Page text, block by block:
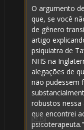
O argumento
que, se você
de gênero
artigo
psiquiatra de
NHS na
alegações de
não pudessem
robustos nessa
que encontrei
psicoterapeuta."